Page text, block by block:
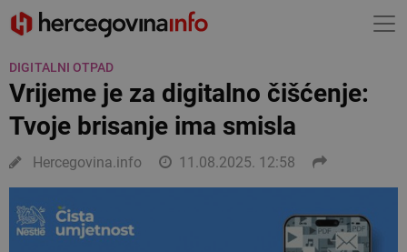
DIGITALNI OTPAD
Vrijeme je za digitalno čišćenje:
Tvoje brisanje ima smisla
Hercegovina.info 11.08.2025. 12:58